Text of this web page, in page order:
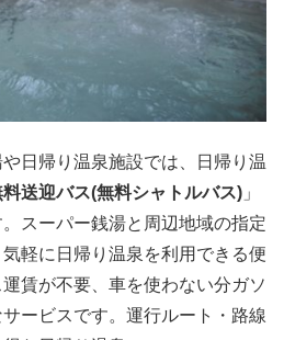
日帰り温泉施設では、日帰り温
料送迎バス(無料シャトルバス) 」
スーパー銭湯と周辺地域の指定
軽に日帰り温泉を利用できる便
賃が不要、車を使わない分ガソ
ービスです。運行ルート・路線